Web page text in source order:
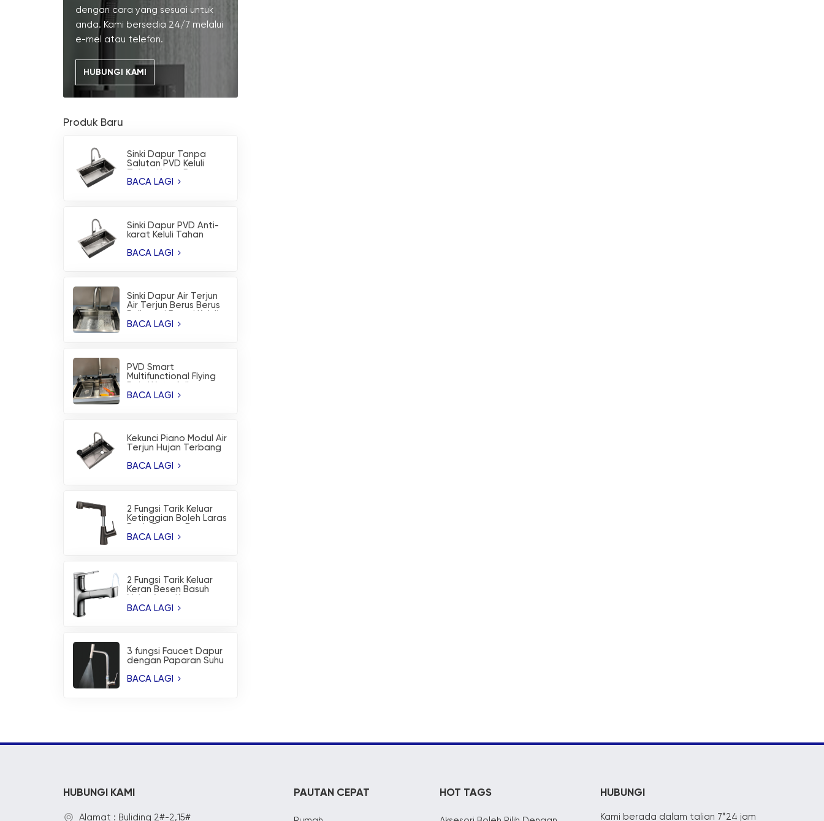
dengan cara yang sesuai untuk
anda. Kami bersedia 24/7 melalui
e-mel atau telefon.
HUBUNGI KAMI
Produk Baru
Sinki Dapur Tanpa
Salutan PVD Keluli
Tangan
BACA LAGI
Sinki Dapur PVD Anti-
karat Keluli Tahan
Fesyen
BACA LAGI
Sinki Dapur Air Terjun
Air Terjun Berus Berus
Tahan Karat
BACA LAGI
PVD Smart
Multifunctional Flying
Workstation Sinki
BACA LAGI
Kekunci Piano Modul Air
Terjun Hujan Terbang
Nano
BACA LAGI
2 Fungsi Tarik Keluar
Ketinggian Boleh Laras
BACA LAGI
2 Fungsi Tarik Keluar
Keran Besen Basuh
Dapur
BACA LAGI
3 fungsi Faucet Dapur
dengan Paparan Suhu
Terjun
BACA LAGI
HUBUNGI KAMI
Alamat : Buliding 2#-2,15#
PAUTAN CEPAT HOT TAGS HUBUNGI
Kami berada dalam talian 7*24 jam